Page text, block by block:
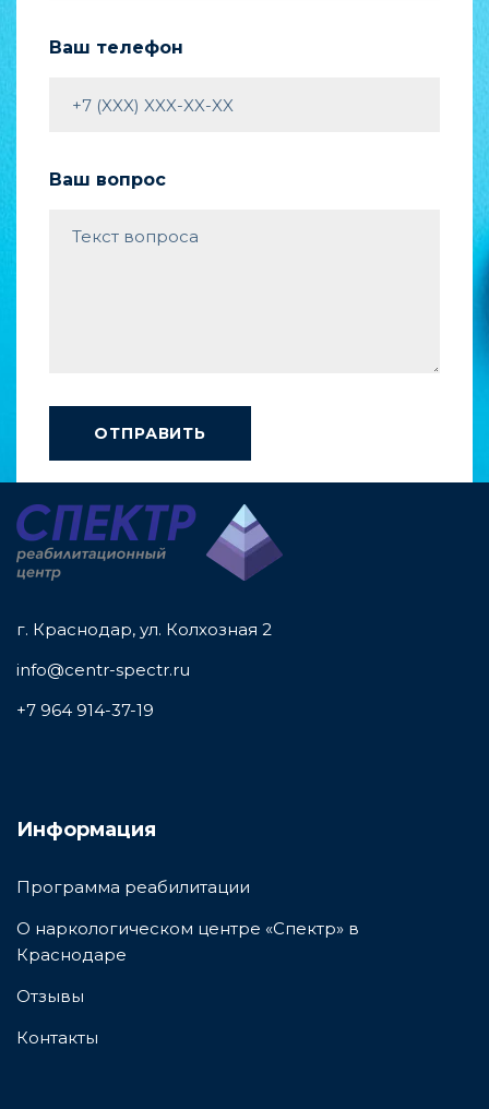
Ваш телефон
Ваш вопрос
г. Краснодар, ул. Колхозная 2
info@centr-spectr.ru
+7 964 914-37-19
Информация
Программа реабилитации
О наркологическом центре «Спектр» в
Краснодаре
Отзывы
Контакты